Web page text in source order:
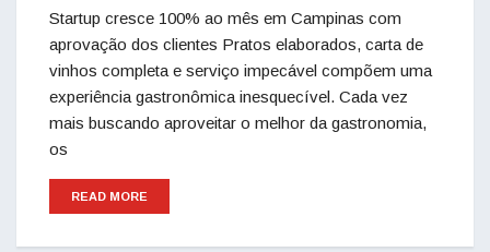
Startup cresce 100% ao mês em Campinas com
aprovação dos clientes Pratos elaborados, carta de
vinhos completa e serviço impecável compõem uma
experiência gastronômica inesquecível. Cada vez
mais buscando aproveitar o melhor da gastronomia,
os
READ MORE